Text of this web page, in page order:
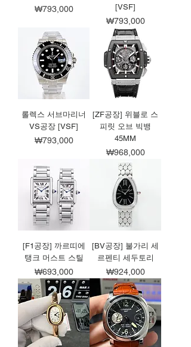
가격
₩793,000
[VSF]
가격
₩793,000
롤렉스 서브마리너
VS공장 [VSF]
가격
₩793,000
[ZF공장] 위블로 스
피릿 오브 빅뱅
45MM
가격
₩968,000
[F1공장] 까르띠에
탱크 머스트 스틸
가격
₩693,000
[BV공장] 불가리 세
르펜티 세두토리
가격
₩924,000